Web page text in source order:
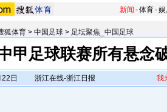
新闻 -体育-
狐体育 > 中国足球 > 足坛聚焦_中国足球
甲足球联赛所有悬念
日
浙江在线-浙江日报 我